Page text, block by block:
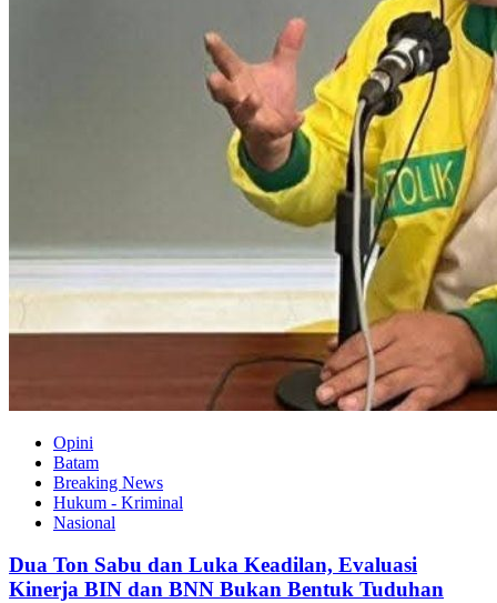
Opini
Batam
Breaking News
Hukum - Kriminal
Nasional
Dua Ton Sabu dan Luka Keadilan, Evaluasi
Kinerja BIN dan BNN Bukan Bentuk Tuduhan